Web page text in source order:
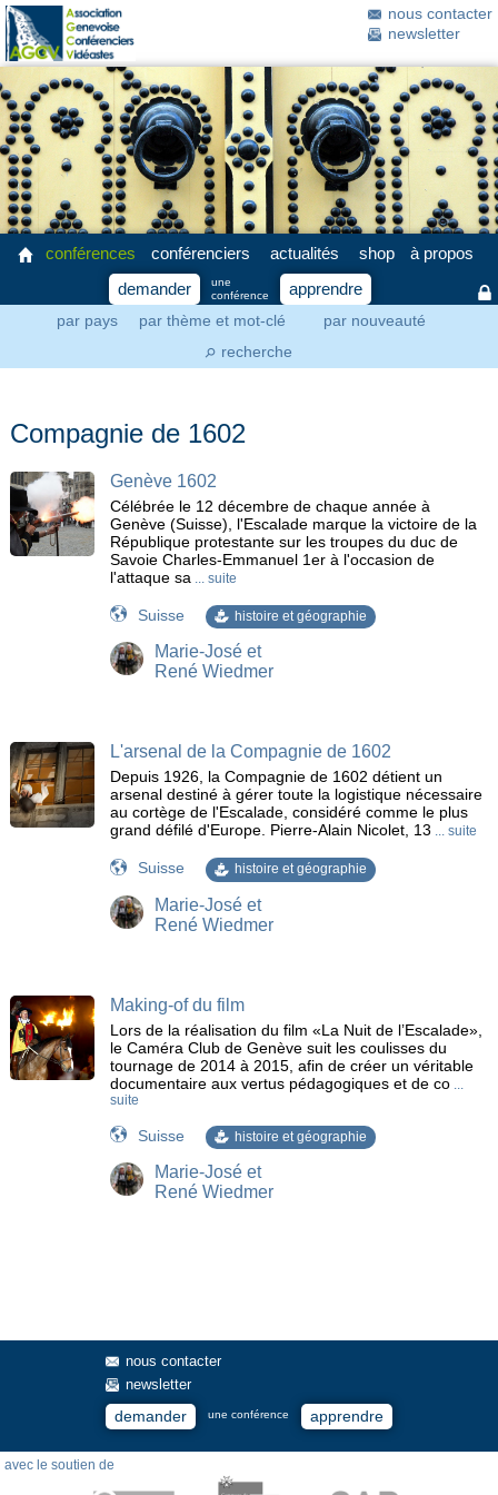
nous contacter
newsletter
conférences
par pays par thème et mot-clé par nouveauté
⚲ recherche
conférenciers actualités shop
à propos
demander
une
conférence
apprendre
Compagnie de 1602
Genève 1602
Célébrée le 12 décembre de chaque année à
Genève (Suisse), l'Escalade marque la victoire de la
République protestante sur les troupes du duc de
Savoie Charles-Emmanuel 1er à l'occasion de
l'attaque sa ... suite
Suisse histoire et géographie
Marie-José et
René Wiedmer
L'arsenal de la Compagnie de 1602
Depuis 1926, la Compagnie de 1602 détient un
arsenal destiné à gérer toute la logistique nécessaire
au cortège de l'Escalade, considéré comme le plus
grand défilé d'Europe. Pierre-Alain Nicolet, 13 ... suite
Suisse histoire et géographie
Marie-José et
René Wiedmer
Making-of du film
Lors de la réalisation du film «La Nuit de l’Escalade»,
le Caméra Club de Genève suit les coulisses du
tournage de 2014 à 2015, afin de créer un véritable
documentaire aux vertus pédagogiques et de co...
suite
Suisse histoire et géographie
Marie-José et
René Wiedmer
nous contacter
newsletter
demander une conférence apprendre
avec le soutien de